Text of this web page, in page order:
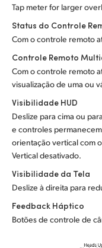
Tap meter for larger
Status do Controle
Com o controle remoto
Controle Remoto
Com o controle remoto
visualização de uma ou
Visibilidade HUD
Deslize para cima ou
e controles
orientação vertical com
Vertical desativado.
Visibilidade da Tela
Deslize à direita para
Feedback Háptico
Botões de controle de